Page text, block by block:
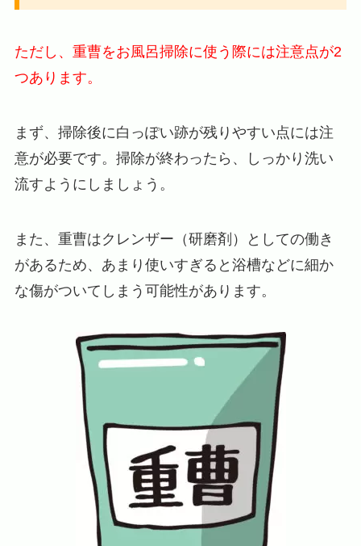
ただし、重曹をお風呂掃除に使う際には注意点が2
つあります。
まず、掃除後に白っぽい跡が残りやすい点には注
意が必要です。掃除が終わったら、しっかり洗い
流すようにしましょう。
また、重曹はクレンザー（研磨剤）としての働き
があるため、あまり使いすぎると浴槽などに細か
な傷がついてしまう可能性があります。